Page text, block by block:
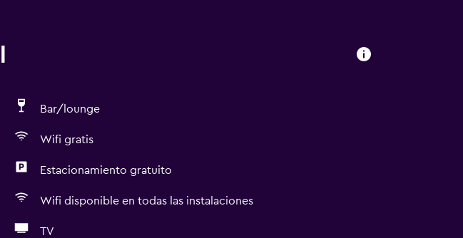
Bar/lounge
Wifi gratis
Estacionamiento gratuito
Wifi disponible en todas las instalaciones
TV